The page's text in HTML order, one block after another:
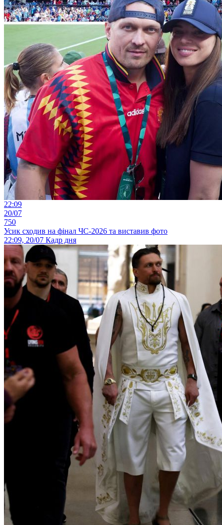
22:09
20/07
750
Усик сходив на фінал ЧС-2026 та виставив фото
22:09, 20/07 Кадр дня